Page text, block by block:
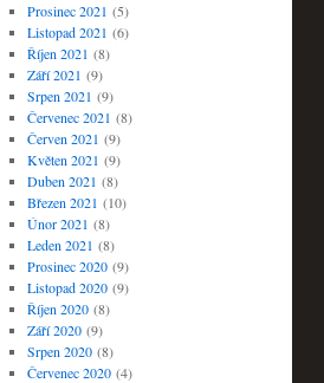
Prosinec 2021 (5)
Listopad 2021 (6)
Říjen 2021 (8)
Září 2021 (9)
Srpen 2021 (9)
Červenec 2021 (8)
Červen 2021 (9)
Květen 2021 (9)
Duben 2021 (8)
Březen 2021 (10)
Únor 2021 (8)
Leden 2021 (8)
Prosinec 2020(9)
Listopad 2020(9)
Říjen 2020(8)
Září 2020(9)
Srpen 2020(8)
Červenec 2020(4)